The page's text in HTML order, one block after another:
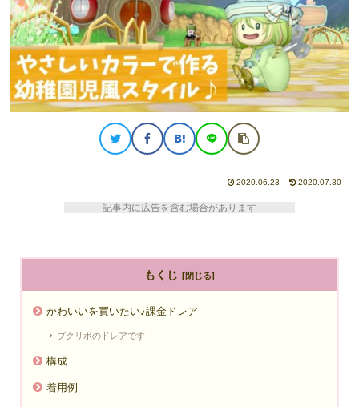
2020.06.23 2020.07.30
記事内に広告を含む場合があります
もくじ
かわいいを買いたい♪課金ドレア
プクリポのドレアです
構成
着用例